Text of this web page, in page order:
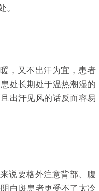
。
，又不出汗为宜，患者
处长期处于温热潮湿的
出汗见风的话反而容易
说要格外注意背部、腹
白斑患者更受不了太冷